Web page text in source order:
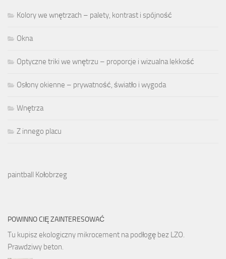
Kolory we wnętrzach – palety, kontrast i spójność
Okna
Optyczne triki we wnętrzu – proporcje i wizualna lekkość
Osłony okienne – prywatność, światło i wygoda
Wnętrza
Z innego placu
paintball Kołobrzeg
POWINNO CIĘ ZAINTERESOWAĆ
Tu kupisz ekologiczny mikrocement na podłogę bez LZO.
Prawdziwy beton.